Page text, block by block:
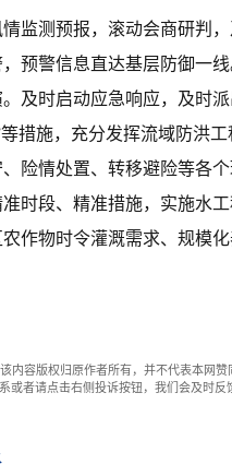
监测预报，滚动会商研判
预警信息直达基层防御一线
及时启动应急响应，及时
措施，充分发挥流域防洪
险情处置、转移避险等各
时段、精准措施，实施水
作物时令灌溉需求、规模
内容版权归原作者所有，并不代表本网
或者请点击右侧投诉按钮，我们会及时反